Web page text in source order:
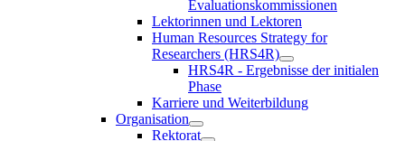
Evaluationskommissionen
Lektorinnen und Lektoren
Human Resources Strategy for
Researchers (HRS4R)
HRS4R - Ergebnisse der initialen
Phase
Karriere und Weiterbildung
Organisation
Rektorat